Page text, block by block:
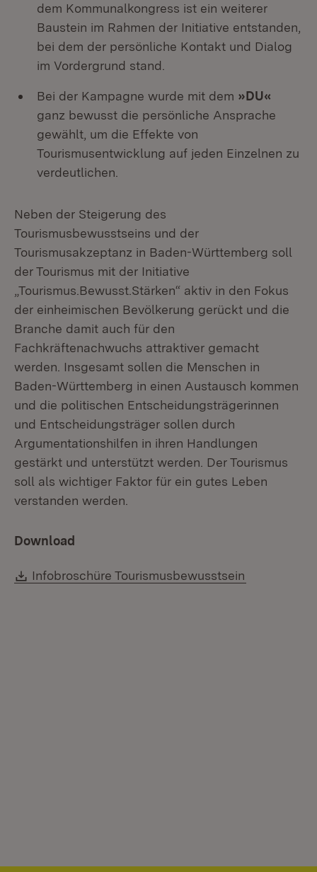
dem Kommunalkongress ist ein weiterer
Baustein im Rahmen der Initiative entstanden,
bei dem der persönliche Kontakt und Dialog
im Vordergrund stand.
Bei der Kampagne wurde mit dem »DU«
ganz bewusst die persönliche Ansprache
gewählt, um die Effekte von
Tourismusentwicklung auf jeden Einzelnen zu
verdeutlichen.
Neben der Steigerung des
Tourismusbewusstseins und der
Tourismusakzeptanz in Baden-Württemberg soll
der Tourismus mit der Initiative
„Tourismus.Bewusst.Stärken“ aktiv in den Fokus
der einheimischen Bevölkerung gerückt und die
Branche damit auch für den
Fachkräftenachwuchs attraktiver gemacht
werden. Insgesamt sollen die Menschen in
Baden-Württemberg in einen Austausch kommen
und die politischen Entscheidungsträgerinnen
und Entscheidungsträger sollen durch
Argumentationshilfen in ihren Handlungen
gestärkt und unterstützt werden. Der Tourismus
soll als wichtiger Faktor für ein gutes Leben
verstanden werden.
Download
Download:
Infobroschüre Tourismusbewusstsein